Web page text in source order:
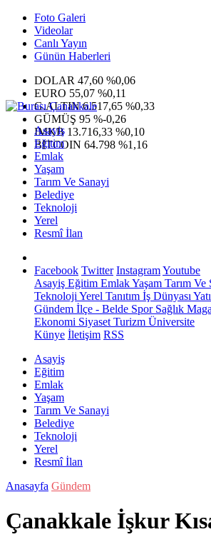
Foto Galeri
Videolar
Canlı Yayın
Günün Haberleri
DOLAR 47,60 %0,06
EURO 55,07 %0,11
G.ALTIN6.517,65 %0,33
GÜMÜŞ 95 %-0,26
IMKB 13.716,33 %0,10
BITCOIN 64.798 %1,16
Asayiş
Eğitim
Emlak
Yaşam
Tarım Ve Sanayi
Belediye
Teknoloji
Yerel
Resmî İlan
Facebook Twitter InstagramYoutube
Asayiş Eğitim EmlakYaşam Tarım Ve
Teknoloji Yerel Tanıtım İş Dünyası
Gündem İlçe - Belde SporSağlık
Ekonomi Siyaset Turizm Üniversite
Künye İletişim RSS
Asayiş
Eğitim
Emlak
Yaşam
Tarım Ve Sanayi
Belediye
Teknoloji
Yerel
Resmî İlan
Anasayfa Gündem
Çanakkale İşkur